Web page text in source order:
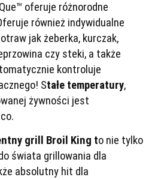
oferuje różnorodne
również indywidualne
jak żeberka, kurczak,
czy steki, a także
kontroluje
Stałe temperatury,
żywności jest
grill Broil King to nie tylko
świata grillowania dla
absolutny hit dla